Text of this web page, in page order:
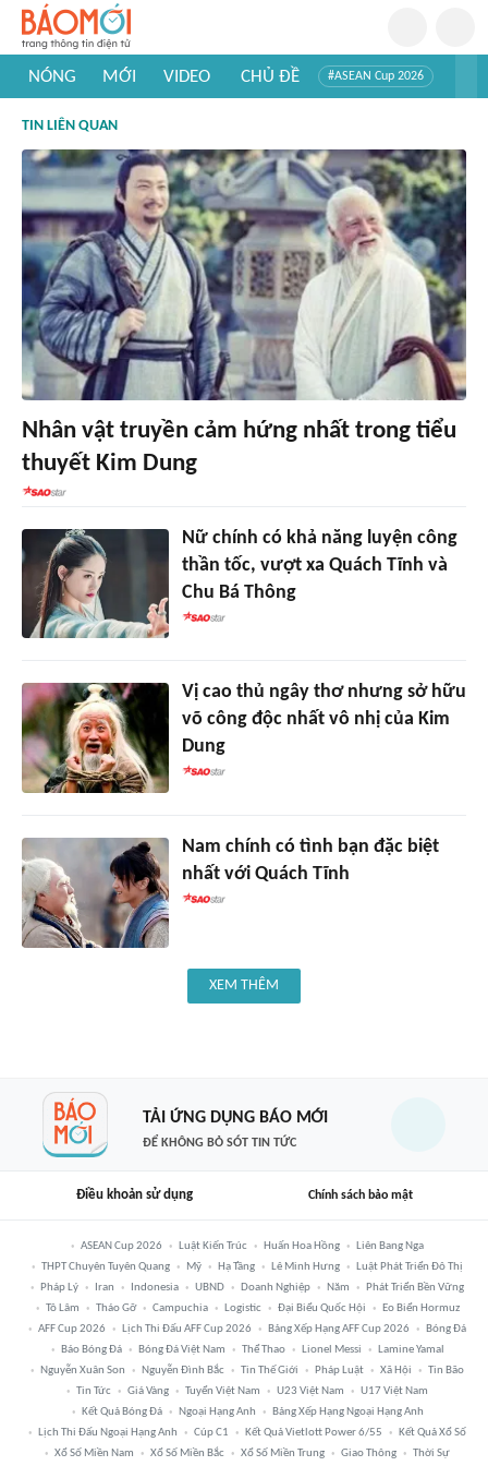
NÓNG MỚI VIDEO CHỦ ĐỀ #ASEAN Cup 2026
#Khám phá thế giới
TIN LIÊN QUAN
Nhân vật truyền cảm hứng nhất trong tiểu
thuyết Kim Dung
Nữ chính có khả năng luyện công
thần tốc, vượt xa Quách Tĩnh và
Chu Bá Thông
Vị cao thủ ngây thơ nhưng sở hữu
võ công độc nhất vô nhị của Kim
Dung
Nam chính có tình bạn đặc biệt
nhất với Quách Tĩnh
XEM THÊM
TẢI ỨNG DỤNG BÁO MỚI
ĐỂ KHÔNG BỎ SÓT TIN TỨC
Điều khoản sử dụng Chính sách bảo mật
ASEAN Cup 2026 Luật Kiến Trúc Huấn Hoa Hồng
Liên Bang Nga
THPT Chuyên Tuyên Quang
Mỹ Hạ Tầng Lê Minh Hưng
Luật Phát Triển Đô Thị
Pháp Lý
Iran Indonesia UBND Doanh Nghiệp Năm
Phát Triển Bền Vững
Tô Lâm
Tháo Gỡ Campuchia Logistic Đại Biểu Quốc Hội
Eo Biển Hormuz
AFF Cup 2026
Lịch Thi Đấu AFF Cup 2026 Bảng Xếp Hạng AFF Cup 2026
Bóng Đá
Báo Bóng Đá
Bóng Đá Việt Nam Thể Thao Lionel Messi
Lamine Yamal
Nguyễn Xuân Son
Nguyễn Đình Bắc Tin Thế Giới Pháp Luật Xã Hội
Tin Bão
Tin Tức
Giá Vàng Tuyển Việt Nam U23 Việt Nam
U17 Việt Nam
Kết Quả Bóng Đá
Ngoại Hạng Anh
Bảng Xếp Hạng Ngoại Hạng Anh
Lịch Thi Đấu Ngoại Hạng Anh
Cúp C1 Kết Quả Vietlott Power 6/55
Kết Quả Xổ Số
Xổ Số Miền Nam
Xổ Số Miền Bắc Xổ Số Miền Trung Giao Thông Thời Sự